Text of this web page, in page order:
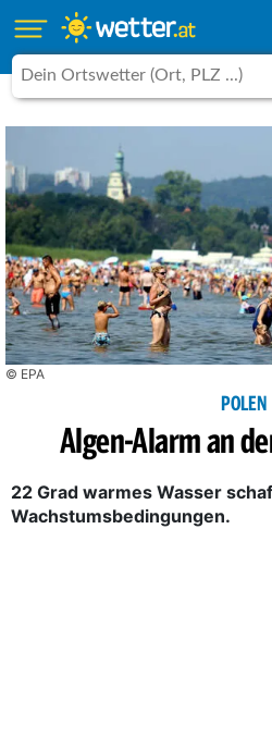
© EPA
POLEN
Algen-Alarm an
22 Grad warmes Wasser
Wachstumsbedingungen.